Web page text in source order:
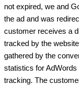
not expired, we and
the ad and was
customer receives a
tracked by the
gathered by the
statistics for
tracking. The